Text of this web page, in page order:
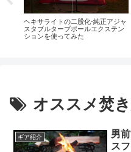
ヘキサライトの二股化-純正アジャ
スタブルタープポールエクステン
ションを使ってみた
オススメ焚
ギア紹介
男
ス